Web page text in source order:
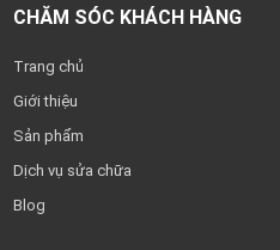
CHĂM SÓC KHÁCH HÀNG
Trang chủ
Giới thiệu
Sản phẩm
Dịch vụ sửa chữa
Blog